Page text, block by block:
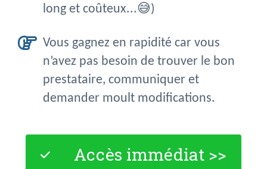
long et coûteux...😅)
Vous gagnez en rapidité car vous
n’avez pas besoin de trouver le bon
prestataire, communiquer et
demander moult modifications.
Accès immédiat >>